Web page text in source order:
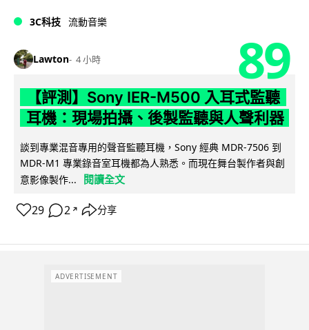
3C科技 流動音樂
Lawton 4 小時 89
【評測】Sony IER-M500 入耳式監聽
耳機：現場拍攝、後製監聽與人聲利器
談到專業混音專用的聲音監聽耳機，Sony 經典 MDR-7506 到
MDR-M1 專業錄音室耳機都為人熟悉。而現在舞台製作者與創
意影像製作...
閱讀全文
29 2 ↗ 分享
ADVERTISEMENT